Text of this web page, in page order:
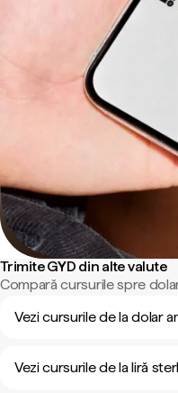
Trimite GYD din alte valute
Compară cursurile spre
Vezi cursurile de la dolar
Vezi cursurile de la liră